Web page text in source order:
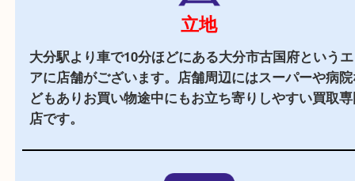
当店の特徴